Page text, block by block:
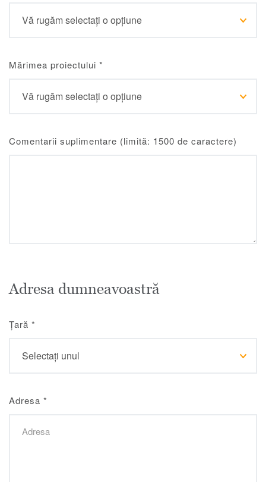
Mărimea proiectului *
Comentarii suplimentare (limită: 1500 de caractere)
Adresa dumneavoastră
Țară *
Adresa *